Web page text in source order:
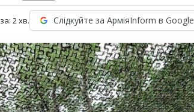
2хв. Слідкуйте за АрміяInform в Google